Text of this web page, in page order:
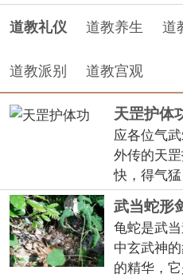
道教礼仪 道教养生 道
道教派别 道教宫观
天罡护体
应各位气
外传的天
快，得气
武当蛇形
龟蛇是武
中玄武神
的精华，